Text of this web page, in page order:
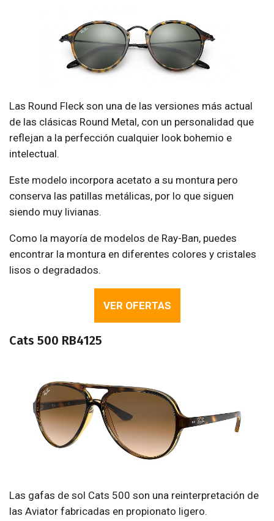
Las Round Fleck son una de las versiones más actual
de las clásicas Round Metal, con un personalidad que
reflejan a la perfección cualquier look bohemio e
intelectual.
Este modelo incorpora acetato a su montura pero
conserva las patillas metálicas, por lo que siguen
siendo muy livianas.
Como la mayoría de modelos de Ray-Ban, puedes
encontrar la montura en diferentes colores y cristales
lisos o degradados.
VER OFERTAS
Cats 500 RB4125
Las gafas de sol Cats 500 son una reinterpretación de
las Aviator fabricadas en propionato ligero.